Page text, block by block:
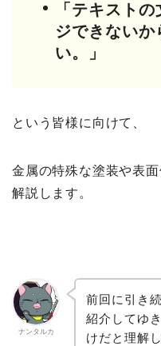
「テキスト
ジできないか
い。」
という皆様に向けて、
金属の特殊な塗装や表
解説します。
ナンタルカ
前回に引き
紹介してゆ
けだと理解